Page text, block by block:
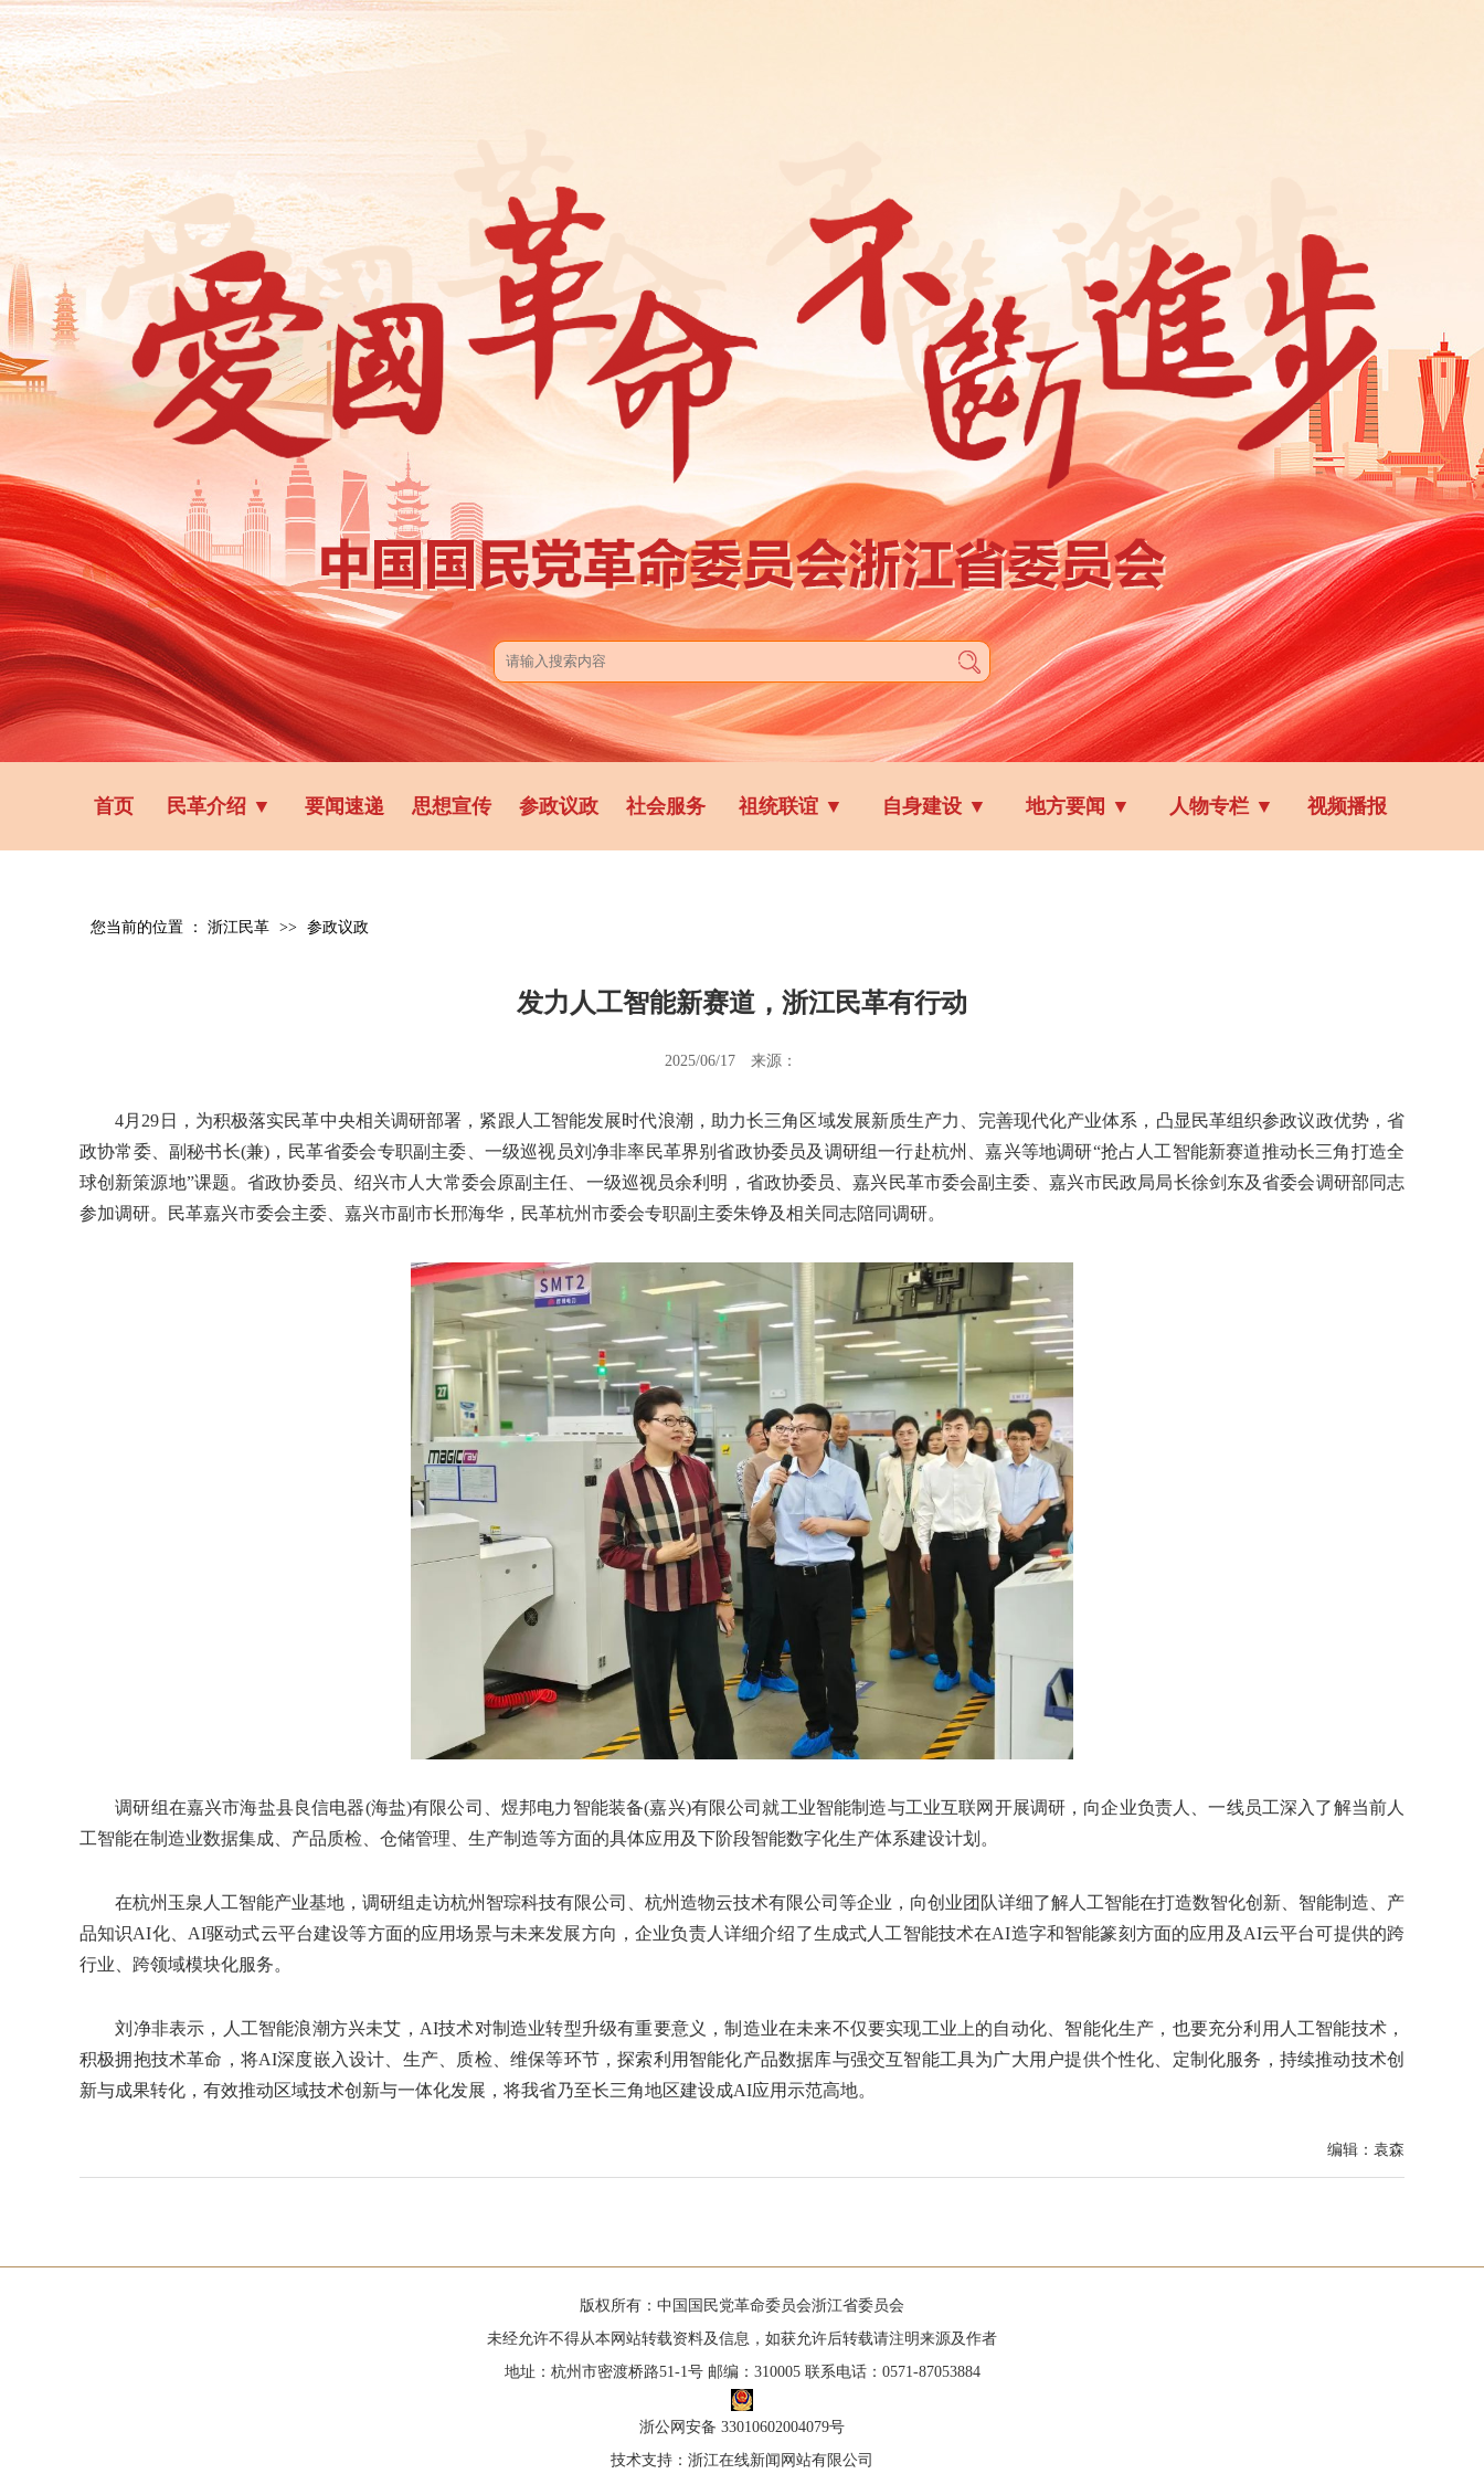
首页 民革介绍 ▼ 要闻速递 思想宣传 参政议政 社会服务 祖统联谊 ▼ 自身建设 ▼ 地方要闻 ▼ 人物专栏 ▼ 视频播报
您当前的位置 ： 浙江民革 >> 参政议政
发力人工智能新赛道，浙江民革有行动
2025/06/17 来源：
4月29日，为积极落实民革中央相关调研部署，紧跟人工智能发展时代浪潮，助力长三角区域发展新质生产力、完善现代化产业体系，凸显民革组织参政议政优势，省
政协常委、副秘书长(兼)，民革省委会专职副主委、一级巡视员刘净非率民革界别省政协委员及调研组一行赴杭州、嘉兴等地调研“抢占人工智能新赛道推动长三角打造全
球创新策源地”课题。省政协委员、绍兴市人大常委会原副主任、一级巡视员余利明，省政协委员、嘉兴民革市委会副主委、嘉兴市民政局局长徐剑东及省委会调研部同志
参加调研。民革嘉兴市委会主委、嘉兴市副市长邢海华，民革杭州市委会专职副主委朱铮及相关同志陪同调研。
调研组在嘉兴市海盐县良信电器(海盐)有限公司、煜邦电力智能装备(嘉兴)有限公司就工业智能制造与工业互联网开展调研，向企业负责人、一线员工深入了解当前人
工智能在制造业数据集成、产品质检、仓储管理、生产制造等方面的具体应用及下阶段智能数字化生产体系建设计划。
在杭州玉泉人工智能产业基地，调研组走访杭州智琮科技有限公司、杭州造物云技术有限公司等企业，向创业团队详细了解人工智能在打造数智化创新、智能制造、产
品知识AI化、AI驱动式云平台建设等方面的应用场景与未来发展方向，企业负责人详细介绍了生成式人工智能技术在AI造字和智能篆刻方面的应用及AI云平台可提供的跨
行业、跨领域模块化服务。
刘净非表示，人工智能浪潮方兴未艾，AI技术对制造业转型升级有重要意义，制造业在未来不仅要实现工业上的自动化、智能化生产，也要充分利用人工智能技术，
积极拥抱技术革命，将AI深度嵌入设计、生产、质检、维保等环节，探索利用智能化产品数据库与强交互智能工具为广大用户提供个性化、定制化服务，持续推动技术创
新与成果转化，有效推动区域技术创新与一体化发展，将我省乃至长三角地区建设成AI应用示范高地。
编辑：袁森
版权所有：中国国民党革命委员会浙江省委员会
未经允许不得从本网站转载资料及信息，如获允许后转载请注明来源及作者
地址：杭州市密渡桥路51-1号 邮编：310005 联系电话：0571-87053884
浙公网安备 33010602004079号
技术支持：浙江在线新闻网站有限公司